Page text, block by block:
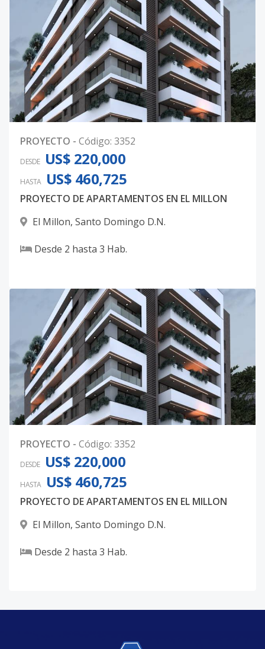
PROYECTO - Código: 3352
DESDE US$ 220,000
HASTA US$ 460,725
PROYECTO DE APARTAMENTOS EN EL MILLON
El Millon, Santo Domingo D.N.
Desde 2 hasta 3 Hab.
PROYECTO - Código: 3352
DESDE US$ 220,000
HASTA US$ 460,725
PROYECTO DE APARTAMENTOS EN EL MILLON
El Millon, Santo Domingo D.N.
Desde 2 hasta 3 Hab.